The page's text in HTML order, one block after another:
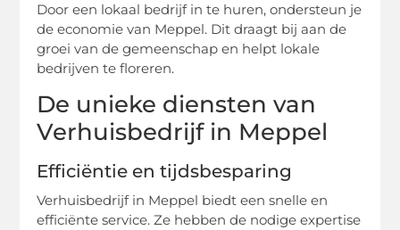
Door een lokaal bedrijf in te huren, ondersteun je
de economie van Meppel. Dit draagt bij aan de
groei van de gemeenschap en helpt lokale
bedrijven te floreren.
De unieke diensten van
Verhuisbedrijf in Meppel
Efficiëntie en tijdsbesparing
Verhuisbedrijf in Meppel biedt een snelle en
efficiënte service. Ze hebben de nodige expertise